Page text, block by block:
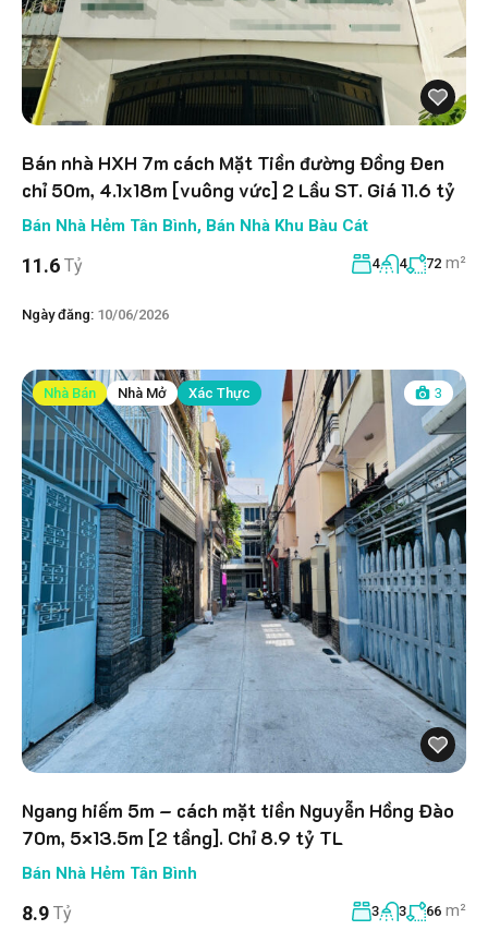
Bán nhà HXH 7m cách Mặt Tiền đường Đồng Đen
chỉ 50m, 4.1x18m [vuông vức] 2 Lầu ST. Giá 11.6 tỷ
Bán Nhà Hẻm Tân Bình, Bán Nhà Khu Bàu Cát
11.6 Tỷ 4 4 72 m²
Ngày đăng: 10/06/2026
Nhà Bán Nhà Mở Xác Thực 3
Ngang hiếm 5m – cách mặt tiền Nguyễn Hồng Đào
70m, 5×13.5m [2 tầng]. Chỉ 8.9 tỷ TL
Bán Nhà Hẻm Tân Bình
8.9 Tỷ 3 3 66 m²